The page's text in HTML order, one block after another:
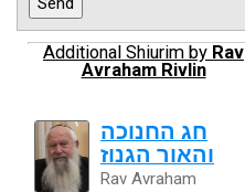
Additional Shiurim by Rav
Avraham Rivlin
חג החנוכה
והאור הגנוז
Rav Avraham